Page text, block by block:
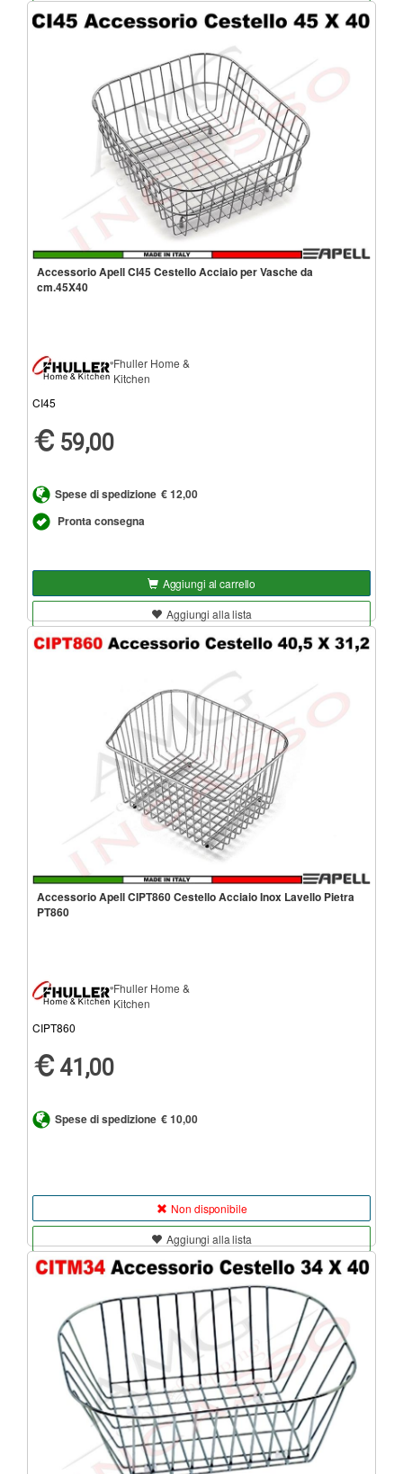
Accessorio Apell CI45 Cestello Acciaio per Vasche da
cm.45X40
Fhuller Home &
Kitchen
CI45
59,00
Spese di spedizione € 12,00
Pronta consegna
Aggiungi al carrello
Aggiungi alla lista
Accessorio Apell CIPT860 Cestello Acciaio Inox Lavello Pietra
PT860
Fhuller Home &
Kitchen
CIPT860
41,00
Spese di spedizione € 10,00
Non disponibile
Aggiungi alla lista